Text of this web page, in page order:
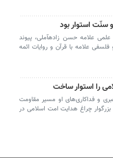
سنّت استوار بود
علامه حسن زادهآملی، پیوند
علامه با قرآن و روایات ائمه
را استوار ساخت
و فداکاری‌های او مسیر مقاومت
چراغ هدایت امت اسلامی در